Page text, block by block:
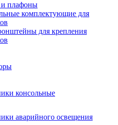
плафоны
комплектующие для
для крепления
консольные
аварийного освещения